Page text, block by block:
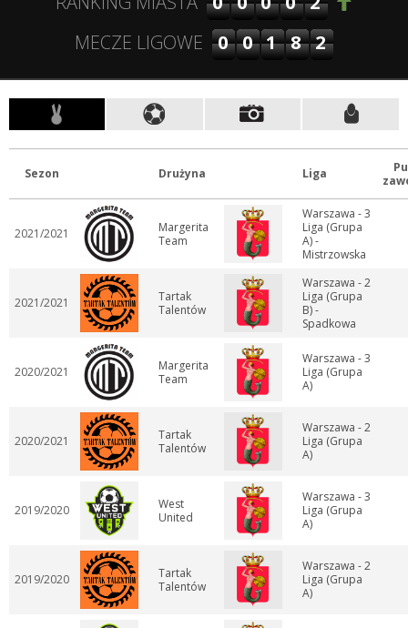
MECZE LIGOWE
00182
Sezon Drużyna Liga
2021/2021
Margerita
Team
Warszawa - 3
Liga (Grupa
A) -
Mistrzowska
2021/2021
Tartak
Talentów
Warszawa - 2
Liga (Grupa
B) -
Spadkowa
2020/2021
Margerita
Team
Warszawa - 3
Liga (Grupa
A)
2020/2021
Tartak
Talentów
Warszawa - 2
Liga (Grupa
A)
2019/2020
West
United
Warszawa - 3
Liga (Grupa
A)
2019/2020
Tartak
Talentów
Warszawa - 2
Liga (Grupa
A)